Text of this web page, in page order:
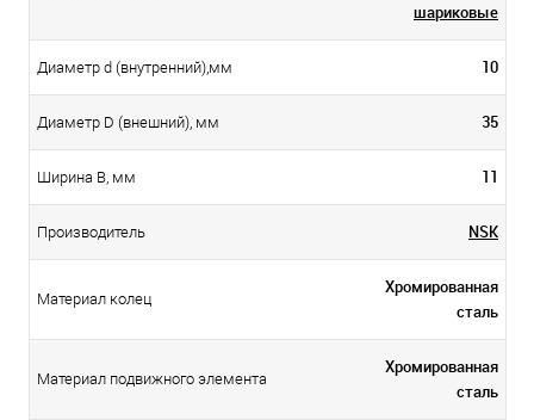
шариковые
Диаметр d (внутренний),мм 10
Диаметр D (внешний), мм 35
Ширина B, мм 11
Производитель NSK
Материал колец
Хромированная
сталь
Материал подвижного элемента
Хромированная
сталь